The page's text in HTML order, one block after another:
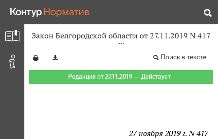
Закон Белгородской области от 27.11.2019 N 417
Поиск в тексте
Редакция от 27.11.2019 — Действует
27 ноября 2019 г. N 417